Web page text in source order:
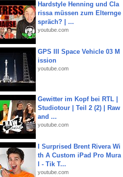
Hardstyle Henning und Cla
rissa müssen zum Elternge
spräch? | ...
youtube.com
GPS III Space Vehicle 03 M
ission
youtube.com
Gewitter im Kopf bei RTL |
Studiotour | Teil 2 (2) | Raw
and ...
youtube.com
I Surprised Brent Rivera Wi
th A Custom iPad Pro Mura
l - Tik T...
youtube.com